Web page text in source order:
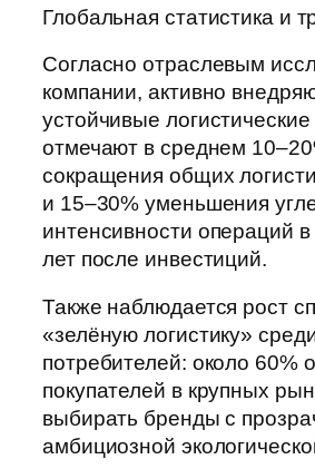
Глобальная статистика и
Согласно отраслевым
компании, активно
устойчивые логистические
отмечают в среднем
сокращения общих
и 15–30% уменьшения
интенсивности операций
лет после инвестиций.
Также наблюдается рост
«зелёную логистику»
потребителей: около 60%
покупателей в крупных
выбирать бренды с
амбициозной